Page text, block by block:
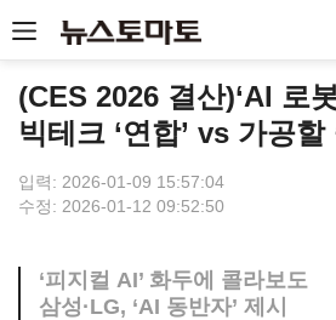
(CES 2026 결산)‘AI 로
빅테크 ‘연합’ vs 가공할
입력: 2026-01-09 15:57:04
수정: 2026-01-12 09:52:50
‘피지컬 AI’ 화두에 콜라보도
삼성·LG, ‘AI 동반자’ 제시